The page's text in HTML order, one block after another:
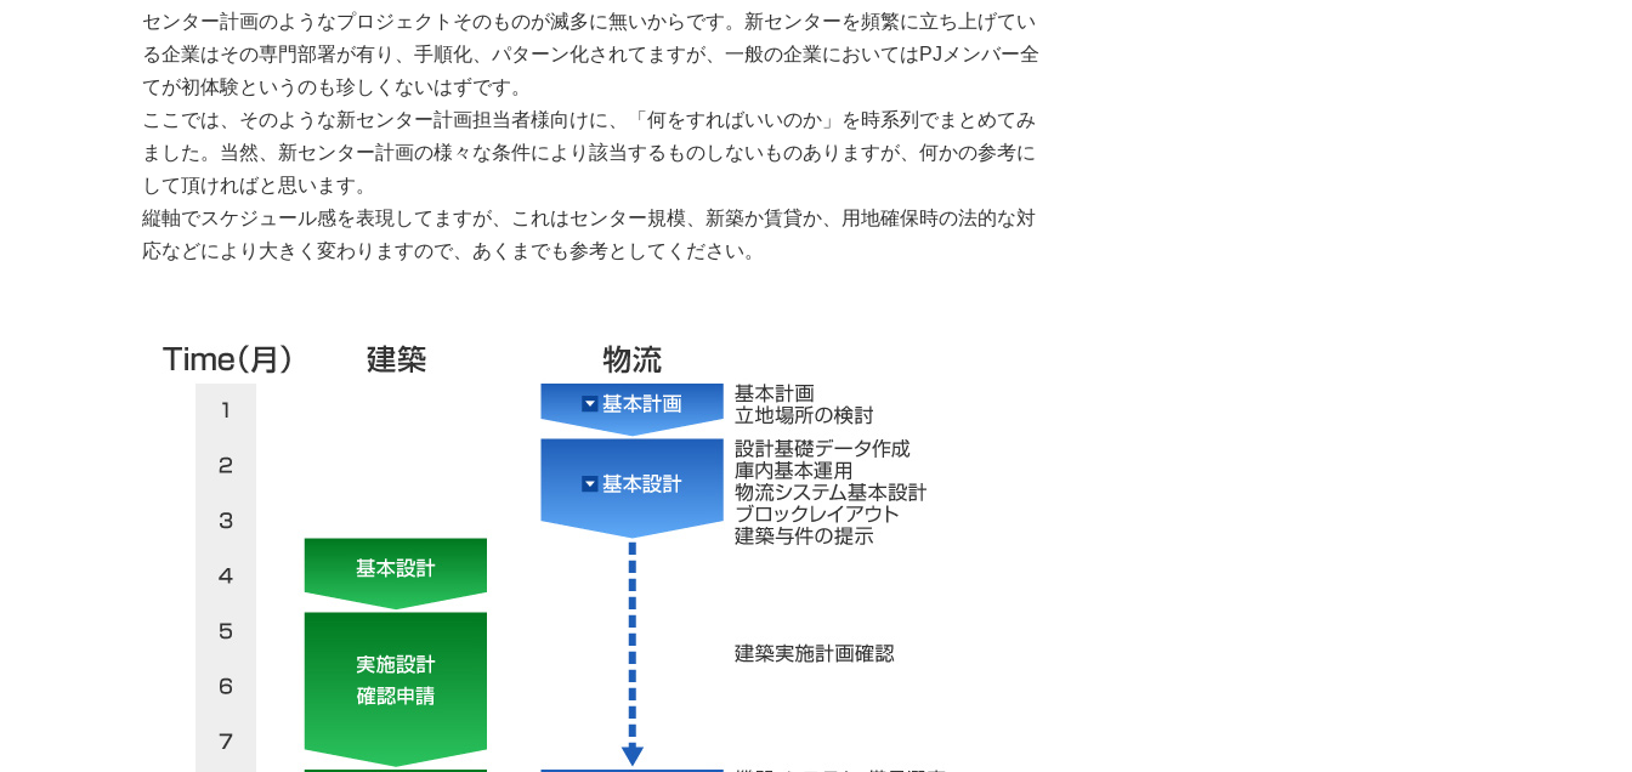
センター計画のようなプロジェクトそのものが滅多に無いからです。新センターを頻繁に立ち上げてい
る企業はその専門部署が有り、手順化、パターン化されてますが、一般の企業においてはPJメンバー全
てが初体験というのも珍しくないはずです。
ここでは、そのような新センター計画担当者様向けに、「何をすればいいのか」を時系列でまとめてみ
ました。当然、新センター計画の様々な条件により該当するものしないものありますが、何かの参考に
して頂ければと思います。
縦軸でスケジュール感を表現してますが、これはセンター規模、新築か賃貸か、用地確保時の法的な対
応などにより大きく変わりますので、あくまでも参考としてください。